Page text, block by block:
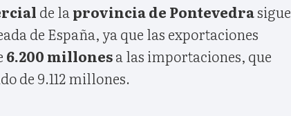
de la provincia de Pontevedrasigue
de España, ya que las exportaciones
6.200 millonesa las importaciones, que
de 9.112 millones.